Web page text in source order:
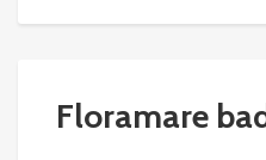
Floramare